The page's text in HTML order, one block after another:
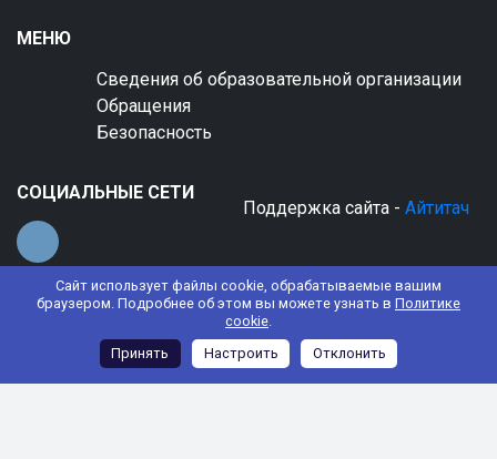
Сайт использует файлы cookie, обрабатываемые вашим
браузером. Подробнее об этом вы можете узнать в Политике
cookie.
Принять
Настроить Отклонить
МЕНЮ
Сведения об образовательной организации
Обращения
Безопасность
СОЦИАЛЬНЫЕ СЕТИ
Поддержка сайта - Айтитач
© 2022 АНО ДО "Планета детства "Лада"